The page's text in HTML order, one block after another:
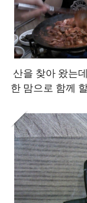
산을 찾아 왔는
한 맘으로 함께